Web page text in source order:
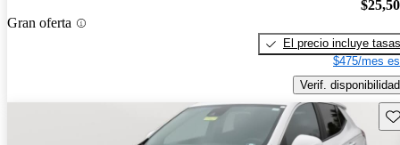
Gran oferta
El precio incluye tasas
$475/mes
Verif. disponibilidad